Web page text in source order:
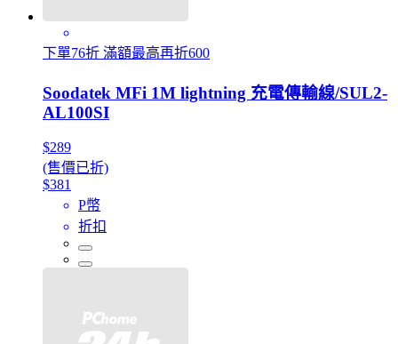
下單76折 滿額最高再折600
Soodatek MFi 1M lightning 充電傳輸線/SUL2-
AL100SI
$289
(售價已折)
$381
P幣
折扣